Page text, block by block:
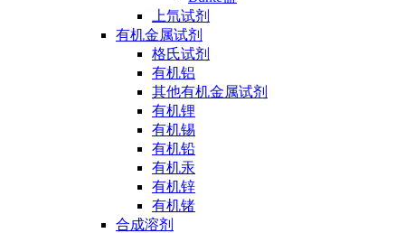
上氘试剂
有机金属试剂
格氏试剂
有机铝
其他有机金属试剂
有机锂
有机锡
有机铅
有机汞
有机锌
有机锗
合成溶剂